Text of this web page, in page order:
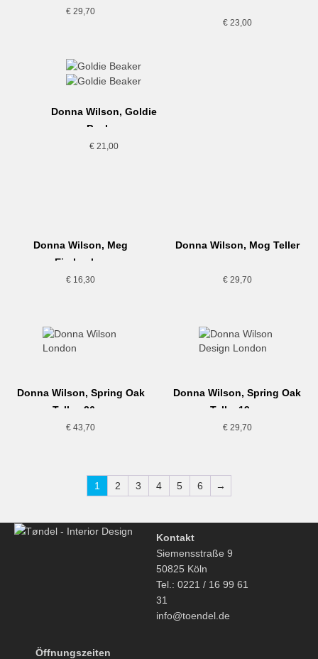
€23,00
€ 29,70
Donna Wilson, Goldie
Becher
€21,00
Donna Wilson, Meg
Eierbecher
€ 16,30
Donna Wilson, Mog Teller
€29,70
Donna Wilson, Spring Oak
Teller, 26cm
€ 43,70
Donna Wilson, Spring Oak
Teller,19cm
€29,70
1 2 3 4 5 6 →
Kontakt
Siemensstraße 9
50825 Köln
Tel.: 0221 / 16 99 61
31
info@toendel.de
Öffnungszeiten